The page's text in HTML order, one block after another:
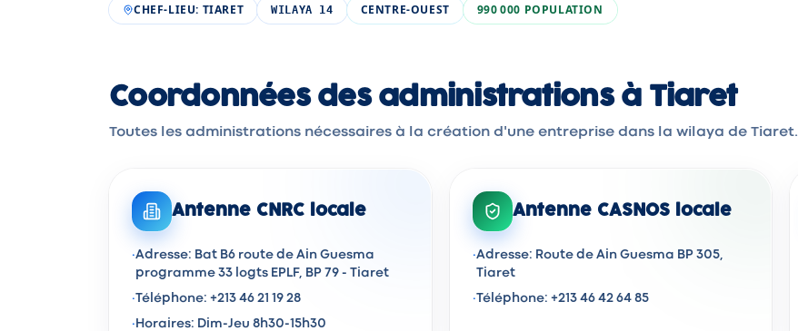
CHEF-LIEU: TIARET WILAYA 14 CENTRE-OUEST 990 000 POPULATION
Coordonnées des administrations à Tiaret
Toutes les administrations nécessaires à la création d'une entreprise dans la wilaya de Tiaret.
Antenne CNRC locale
·Adresse: Bat B6 route de Ain Guesma
programme 33 logts EPLF, BP 79 - Tiaret
·Téléphone: +213 46 21 19 28
· Horaires: Dim-Jeu 8h30-15h30
Antenne CASNOS locale
·Adresse: Route de Ain Guesma BP 305,
Tiaret
·Téléphone: +213 46 42 64 85